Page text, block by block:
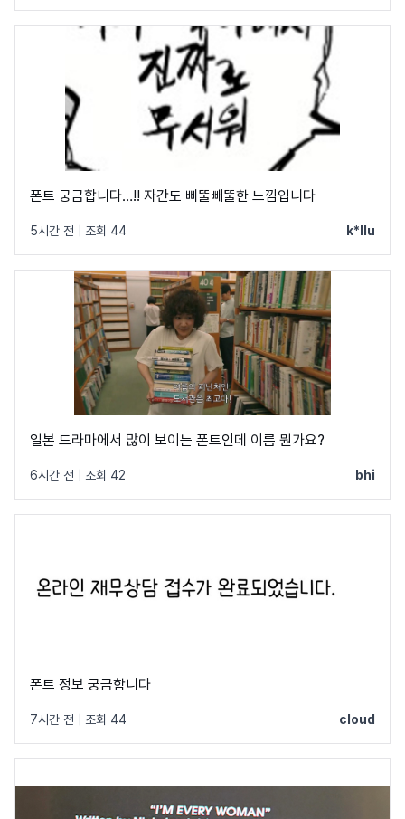
폰트 궁금합니다…!! 자간도 삐뚤빼뚤한 느낌입니다
5시간 전 조회 44 k*llu
일본 드라마에서 많이 보이는 폰트인데 이름 뭔가요?
6시간 전 조회 42 bhi
폰트 정보 궁금함니다
7시간 전 조회 44 cloud